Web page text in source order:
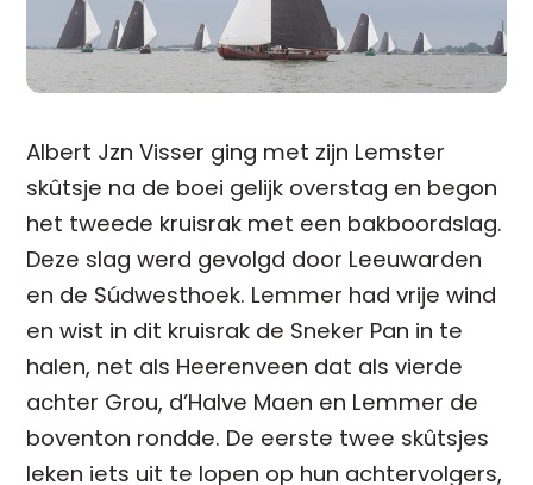
Albert Jzn Visser ging met zijn Lemster
skûtsje na de boei gelijk overstag en begon
het tweede kruisrak met een bakboordslag.
Deze slag werd gevolgd door Leeuwarden
en de Súdwesthoek. Lemmer had vrije wind
en wist in dit kruisrak de Sneker Pan in te
halen, net als Heerenveen dat als vierde
achter Grou, d’Halve Maen en Lemmer de
boventon rondde. De eerste twee skûtsjes
leken iets uit te lopen op hun achtervolgers,